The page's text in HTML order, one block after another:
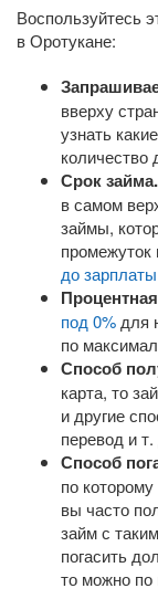
Воспользуйтесь
в Оротукане:
вверху
узнать
количество
Срок займа.
в самом
займы,
промежуток
до зарплаты
под 0% для
по
Способ
карта, то
и другие
перевод и
Способ
по
вы часто
займ с
погасить
то можно по